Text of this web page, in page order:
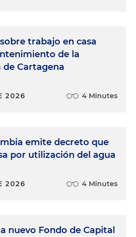
trabajo en casa
de la
Cartagena
2026 4 Minutes
emite decreto que
por utilización del agua
2026 4 Minutes
nuevo Fondo de Capital